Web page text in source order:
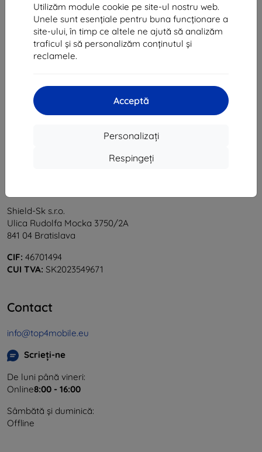
Utilizăm module cookie pe site-ul nostru web.
Unele sunt esențiale pentru buna funcționare a
site-ului, în timp ce altele ne ajută să analizăm
traficul și să personalizăm conținutul și
reclamele.
Acceptă
Personalizați
Respingeți
din total
«
Shield-Sk s.r.o.
Ulica Rudolfa Mocka 3750/2A
841 04 Bratislava
CIF: 46701494
CUI TVA: SK2023549671
Contact
info@top4mobile.eu
Scrieți-ne
De luni până vineri:
Online8:00 - 16:00
Sâmbătă și duminică:
Offline